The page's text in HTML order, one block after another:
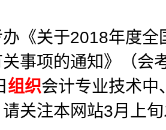
《关于2018年度
事项的通知》（会
组织会计专业技术中
关注本网站3月上